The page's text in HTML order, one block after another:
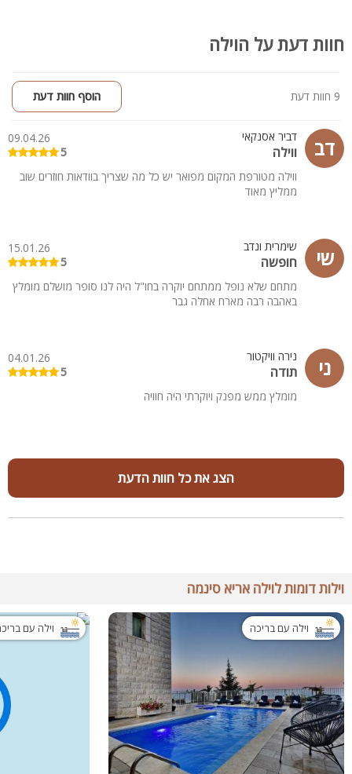
קהל יעד:
מתאים גם לשומרי שבת – פלטת שבת, מיחם ובית כנסת קרוב.
סולידיות, ואירוח מותאם לציבור הדתי והחרדי.
‏WiFi חופשי ונוחות מקסימלית – לחופשה יוקרתית ומושלמת! לינה 23
אורחים
תנאי ביטול:
חוות דעת על הוילה
9 חוות דעת הוסף חוות דעת
דב דביר אסנקאי
ווילה
09.04.26
5
ווילה מטורפת המקום מפואר יש כל מה שצריך בוודאות חוזרים שוב
ממליץ מאוד
שי שימרית ונדב
חופשה
15.01.26
5
מתחם שלא נופל ממתחם יוקרה בחו"ל היה לנו סופר מושלם מומלץ
באהבה רבה מארח אחלה גבר
ני נירה וויקטור
תודה
04.01.26
5
מומלץ ממש מפנק ויוקרתי היה חוויה
הצג את כל חוות הדעת
וילות דומות לוילה אריא סינמה
וילה עם בריכה וילה עם